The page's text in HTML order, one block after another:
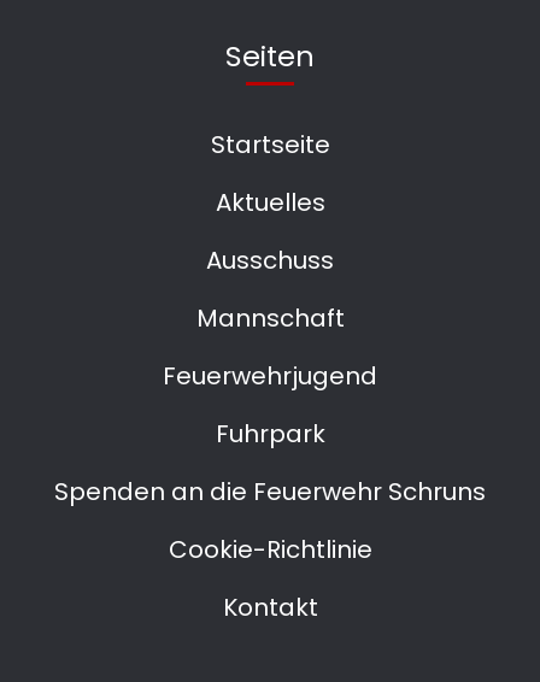
Seiten
Startseite
Aktuelles
Ausschuss
Mannschaft
Feuerwehrjugend
Fuhrpark
Spenden an die Feuerwehr Schruns
Cookie-Richtlinie
Kontakt